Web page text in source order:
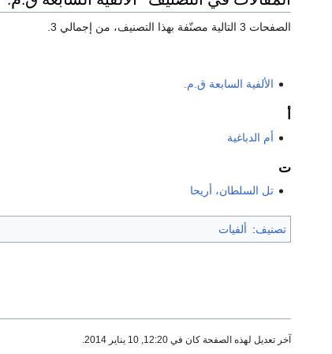
الصفحات 3 التالية مصنّفة بهذا التصنيف، من إجمالي 3.
الألفية السابعة ق.م.
أم الدباغية
ت
تل السلطان، أريحا
تصنيف: ألفيات
آخر تعديل لهذه الصفحة كان في 12:20, 10 يناير 2014.